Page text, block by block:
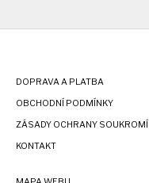
DOPRAVA A PLATBA
OBCHODNÍ PODMÍNKY
ZÁSADY OCHRANY SOUKROMÍ
KONTAKT